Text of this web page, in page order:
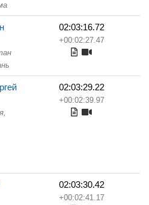
02:03:16.72
+00:02:27.47
02:03:29.22
+00:02:39.97
02:03:30.42
+00:02:41.17